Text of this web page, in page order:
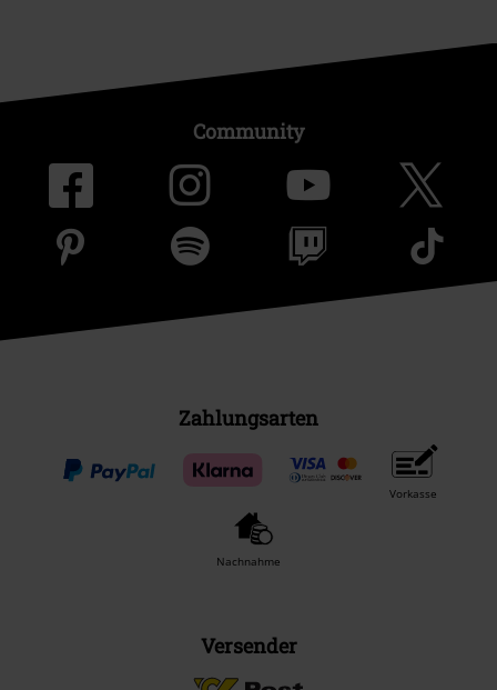
Community
Zahlungsarten
Vorkasse
Nachnahme
Versender